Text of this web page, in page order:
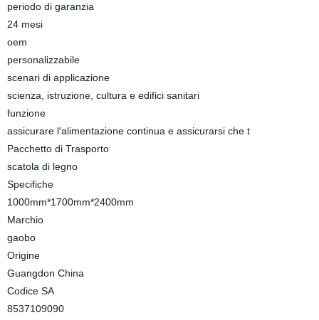
periodo di garanzia
24 mesi
oem
personalizzabile
scenari di applicazione
scienza, istruzione, cultura e edifici sanitari
funzione
assicurare l′alimentazione continua e assicurarsi che t
Pacchetto di Trasporto
scatola di legno
Specifiche
1000mm*1700mm*2400mm
Marchio
gaobo
Origine
Guangdon China
Codice SA
8537109090